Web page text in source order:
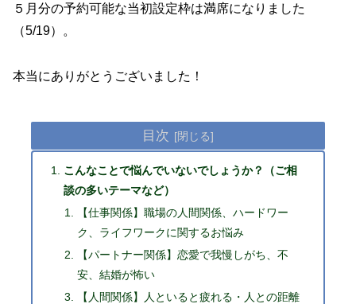
５月分の予約可能な当初設定枠は満席になりました
（5/19）。
本当にありがとうございました！
目次
こんなことで悩んでいないでしょうか？（ご相
談の多いテーマなど）
【仕事関係】職場の人間関係、ハードワー
ク、ライフワークに関するお悩み
【パートナー関係】恋愛で我慢しがち、不
安、結婚が怖い
【人間関係】人といると疲れる・人との距離